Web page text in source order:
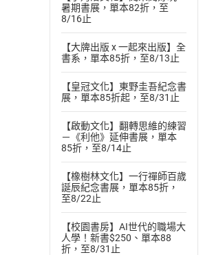
暑期書展，單本82折，至
8/16止
【大牌出版 x 一起來出版】全
書系，單本85折，至8/13止
【皇冠文化】東野圭吾紀念書
展，單本85折起，至8/31止
【啟動文化】翻轉思維的練習
－《利他》延伸書展，單本
85折，至8/14止
【橡樹林文化】一行禪師百歲
誕辰紀念書展，單本85折，
至8/22止
【校園書房】AI世代的職場大
人學！新書$250、單本88
折，至8/31止